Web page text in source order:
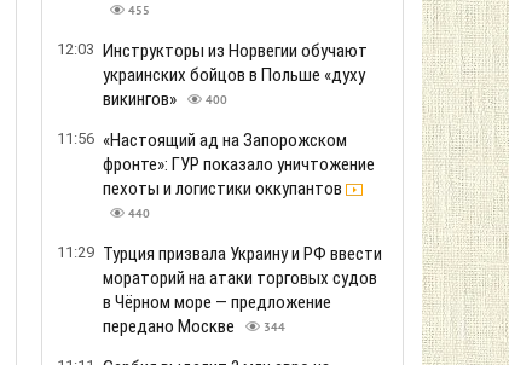
455
12:03 Инструкторы из Норвегии обучают
украинских бойцов в Польше «духу
викингов»
400
11:56 «Настоящий ад на Запорожском
фронте»: ГУР показало уничтожение
пехоты и логистики оккупантов
440
11:29 Турция призвала Украину и РФ ввести
мораторий на атаки торговых судов
в Чёрном море — предложение
передано Москве
344